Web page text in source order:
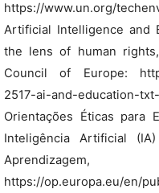
https://www.un.org/
Artificial Intelligence and
the lens of human
Council of Europe:
2517-ai-and-education-
Orientações Éticas para
Inteligência Artificial
Aprendizagem,
https://op.europa.eu/en/